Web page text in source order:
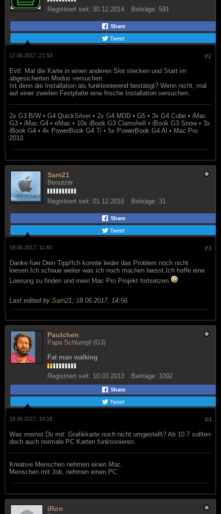
Registriert seit: 30.12.2014 Beiträge: 591
Share
Tweet
#2
17.06.2017, 21:53
Evtl. Mal die Karte in einen anderen Slot stecken und Start im
abgesicherten Modus versuchen.
Ist denn die Installation als funktionierend bestätigt? Wenn nicht, mal
auf einer zweiten Festplatte eine frische Installation versuchen.
2x G3 B/W • G4 QuickSilver • 2x G4 MDD • G5 • 3x G4 Cube • iMac
G3 • iMac G4 • eMac • 10x iBook G3 Clamshell • iBook G3 Snow • 3x
iBook G4 • 4x PowerBook G4 Ti • 5x PowerBook G4 Al • Mac Pro
2010
Sam21
Benutzer
Registriert seit: 01.12.2016 Beiträge: 31
Share
Tweet
#3
18.06.2017, 11:40
Danke fuer Dein Tipp!Ich konnte leider das Problem noch nicht
loesen.Ich schaue weiter was ich noch machen laesst.Ich hoffe eine
Loesung zu finden und mein Mac Pro Projekt fortsetzen.
Last edited by Sam21; 18.06.2017, 14:56.
Paulchen
Papa Schlumpf (G3)
Fat man walking
Registriert seit: 10.03.2013 Beiträge: 1092
Share
Tweet
#4
18.06.2017, 14:18
Was meinst Du mit: Grafikkarte noch nicht umgestellt? Ab 10.7 sollten
doch auch normale PC Karten funktionieren.
Kreative Menschen nehmen einen Mac.
Menschen mit Job, nehmen einen PC.
iRon